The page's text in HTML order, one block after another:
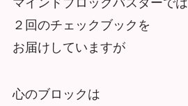
２回のチェックブックを
お届けしていますが
心のブロックは